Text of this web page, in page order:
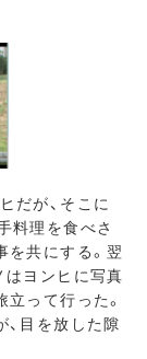
だが、そこに
料理を食べさ
を共にする。翌
はヨンヒに写真
って行った。
目を放した隙